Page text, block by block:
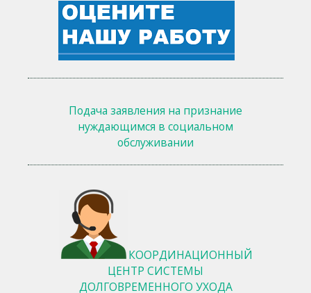
Подача заявления на признание
нуждающимся в социальном
обслуживании
КООРДИНАЦИОННЫЙ
ЦЕНТР СИСТЕМЫ
ДОЛГОВРЕМЕННОГО УХОДА